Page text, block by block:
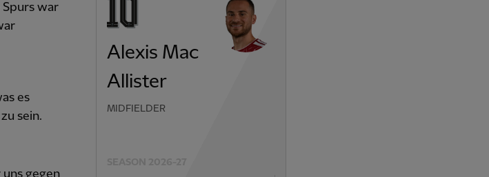
Alexis Mac
Allister
MIDFIELDER
Spurs war
es
sein.
uns gegen